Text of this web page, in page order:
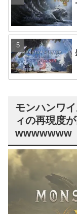
モンハンワ
ィの再現度
wwwwwww